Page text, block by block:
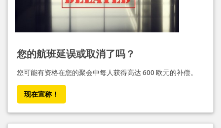
您的航班延误或取消了吗？
您可能有资格在您的聚会中每人获得高达 600 欧元的补偿。
现在宣称！